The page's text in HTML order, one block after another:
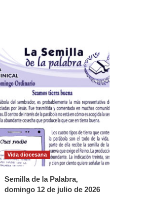
Vida diocesana
Semilla de la Palabra,
domingo 12 de julio de 2026